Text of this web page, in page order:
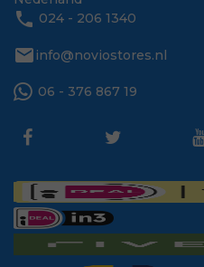
phone 024 - 206 1340
mail info@noviostores.nl
06 - 376 867 19